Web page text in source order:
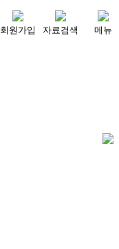
회원가입 자료검색 메뉴